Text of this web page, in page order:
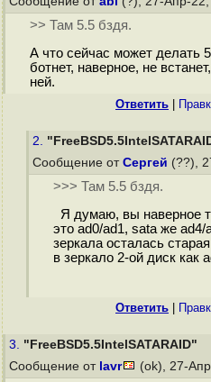
>> Там 5.5 бздя.
А что сейчас может делать
ботнет, наверное, не
ней.
Ответить
2.
Сообщение от Сергей (??),
>>> Там 5.5 бздя.
Я думаю, вы наверное
это ad0/ad1, sata же
зеркала осталась
в зеркало 2-ой диск как
Ответить
3. "FreeBSD5.5IntelSATARAID"
Сообщение от lavr (ok), 27-